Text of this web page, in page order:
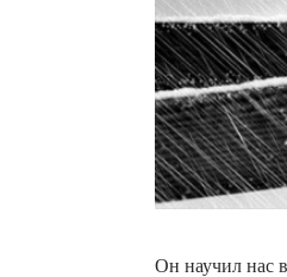
Он научил нас